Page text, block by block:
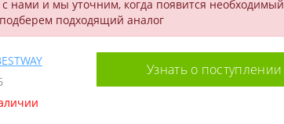
нами и мы уточним, когда появится необходимый
подходящий аналог
Узнать о поступлении